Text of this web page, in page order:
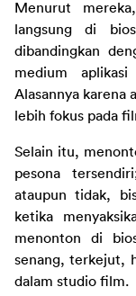
Menurut
langsung di
dibandingkan
medium aplikasi
Alasannya karena
lebih fokus pada
Selain itu,
pesona
ataupun tidak,
ketika
menonton di
senang, terkejut,
dalam studio film.